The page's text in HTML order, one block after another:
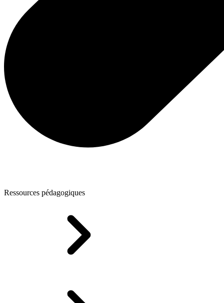
Ressources pédagogiques